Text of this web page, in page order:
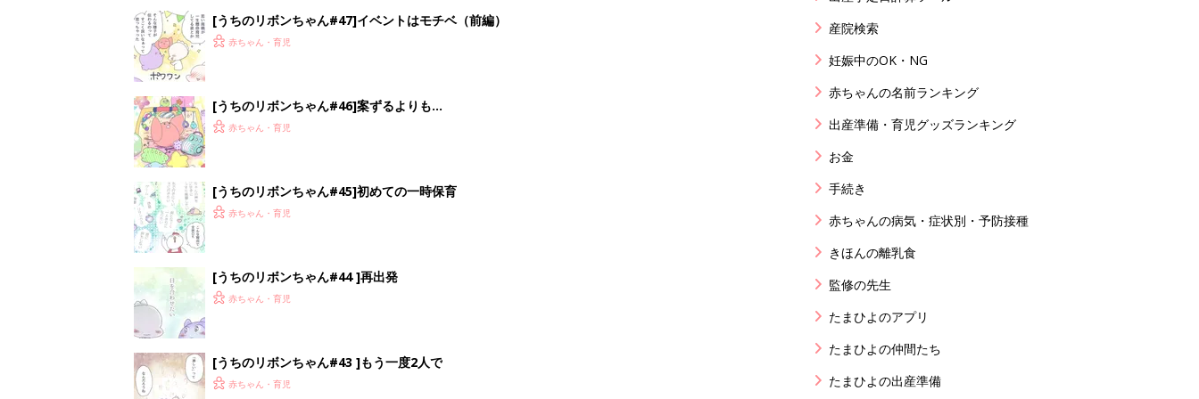
[うちのリボンちゃん#47]イベントはモチベ（前編）
赤ちゃん・育児
[うちのリボンちゃん#46]案ずるよりも…
赤ちゃん・育児
[うちのリボンちゃん#45]初めての一時保育
赤ちゃん・育児
[うちのリボンちゃん#44 ]再出発
赤ちゃん・育児
[うちのリボンちゃん#43 ]もう一度2人で
赤ちゃん・育児
産院検索
妊娠中のOK・NG
赤ちゃんの名前ランキング
出産準備・育児グッズランキング
お金
手続き
赤ちゃんの病気・症状別・予防接種
きほんの離乳食
監修の先生
たまひよのアプリ
たまひよの仲間たち
たまひよの出産準備